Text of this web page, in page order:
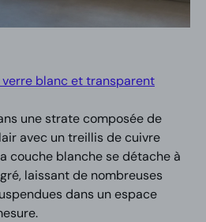
blanc et transparent
une strate composée de
avec un treillis de cuivre
couche blanche se détache à
laissant de nombreuses
dans un espace